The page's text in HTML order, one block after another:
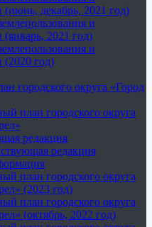
(июнь, декабрь, 2021 год)
и
(январь, 2021 год)
и
(2020 год)
городского округа «Город
план городского округа
редакция
редакция
план городского округа
(2023 год)
план городского округа
(октябрь, 2022 год)